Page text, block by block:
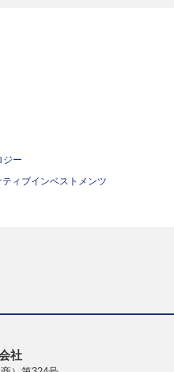
ジー
ィブインベストメンツ
社